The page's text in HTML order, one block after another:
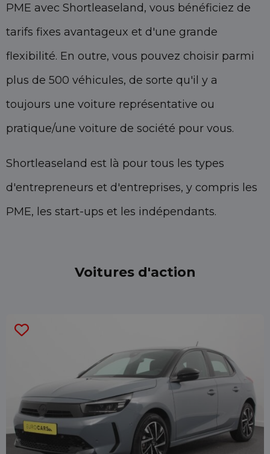
PME avec Shortleaseland, vous bénéficiez de
tarifs fixes avantageux et d'une grande
flexibilité. En outre, vous pouvez choisir parmi
plus de 500 véhicules, de sorte qu'il y a
toujours une voiture représentative ou
pratique/une voiture de société pour vous.
Shortleaseland est là pour tous les types
d'entrepreneurs et d'entreprises, y compris les
PME, les start-ups et les indépendants.
Voitures d'action